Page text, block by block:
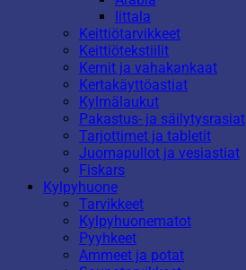
Iittala
Keittiötarvikkeet
Keittiötekstiilit
Kernit ja vahakankaat
Kertakäyttöastiat
Kylmälaukut
Pakastus- ja säilytysrasiat
Tarjottimet ja tabletit
Juomapullot ja vesiastiat
Fiskars
Kylpyhuone
Tarvikkeet
Kylpyhuonematot
Pyyhkeet
Ammeet ja potat